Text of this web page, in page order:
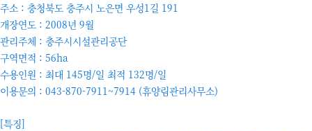
주소 : 충청북도 충주시 노은면 우성1길 191
개장연도 : 2008년 9월
관리주체 : 충주시시설관리공단
구역면적 : 56ha
수용인원 : 최대 145명/일 최적 132명/일
이용문의 : 043-870-7911~7914 (휴양림관리사무소)
[특징]